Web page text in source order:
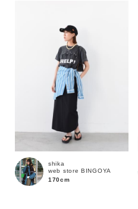
商品タイプ
通常商品
セール価格
在庫
在庫あり
shika
web store BINGOYA
170cm